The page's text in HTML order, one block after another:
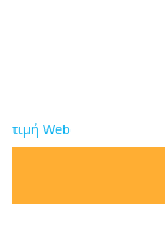
τιμή Web